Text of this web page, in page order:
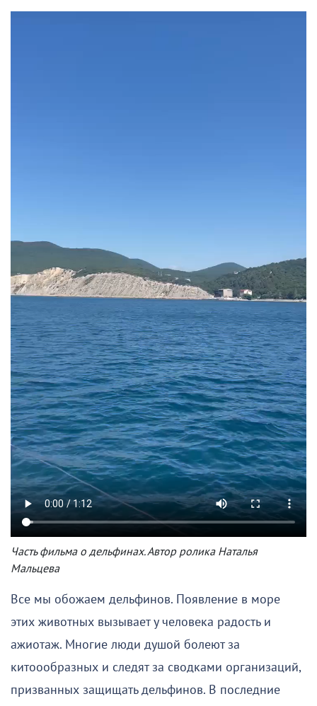
Часть фильма о дельфинах. Автор ролика Наталья
Мальцева
Все мы обожаем дельфинов. Появление в море
этих животных вызывает у человека радость и
ажиотаж. Многие люди душой болеют за
китоообразных и следят за сводками организаций,
призванных защищать дельфинов. В последние